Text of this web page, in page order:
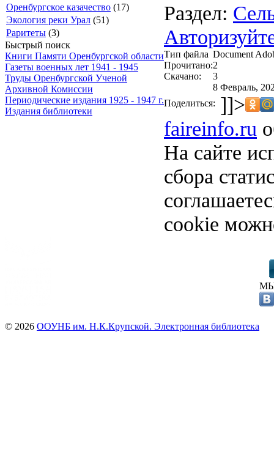
Оренбургское казачество (17)
Экология реки Урал (51)
Раритеты (3)
Быстрый поиск
Книги Памяти Оренбургской области
Газеты военных лет 1941 - 1945
Труды Оренбургской Ученой
Архивной Комиссии
Периодические издания 1925 - 1947 г.
Издания библиотеки
Раздел:
Тип файла Document
Прочитано:2
Скачано:
3
8 Февраль,
Поделиться: ]]>
faireinfo.ru
На сайте
сбора
cookie
© 2026 ООУНБ им. Н.К.Крупской. Электронная библиотека